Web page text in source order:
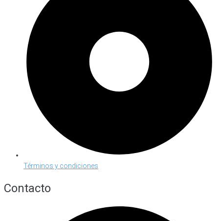
Términos y condiciones
Contacto